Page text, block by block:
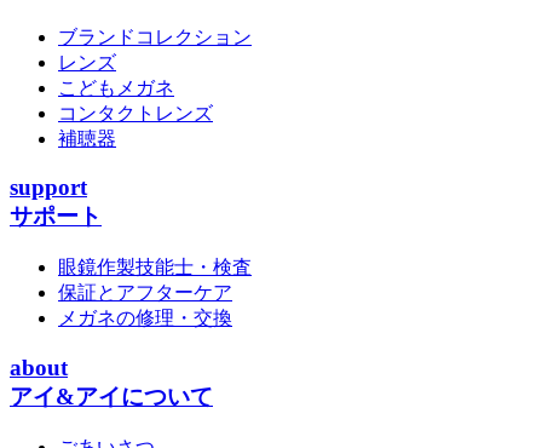
ブランドコレクション
レンズ
こどもメガネ
コンタクトレンズ
補聴器
support
サポート
眼鏡作製技能士・検査
保証とアフターケア
メガネの修理・交換
about
アイ&アイについて